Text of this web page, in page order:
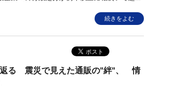
話題となっている電子決済のネット対応が各
続きをよむ
返る 震災で見えた通販の"絆"、 情